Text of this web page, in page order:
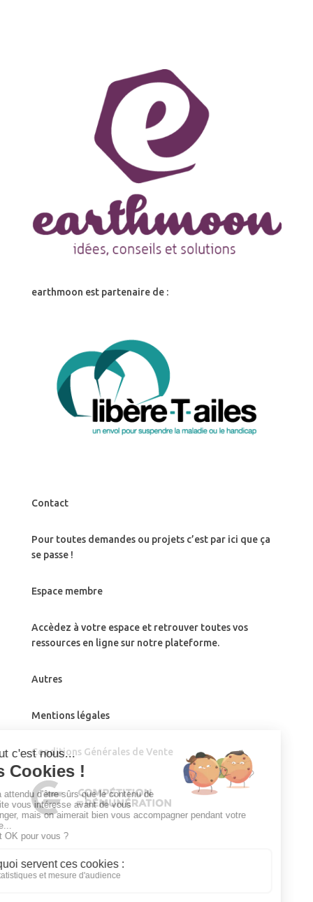
earthmoon est partenaire de :
Contact
Pour toutes demandes ou projets c’est par ici que ça
se passe !
Espace membre
Accèdez à votre espace et retrouver toutes vos
ressources en ligne sur notre plateforme.
Autres
Mentions légales
Conditions Générales de Vente